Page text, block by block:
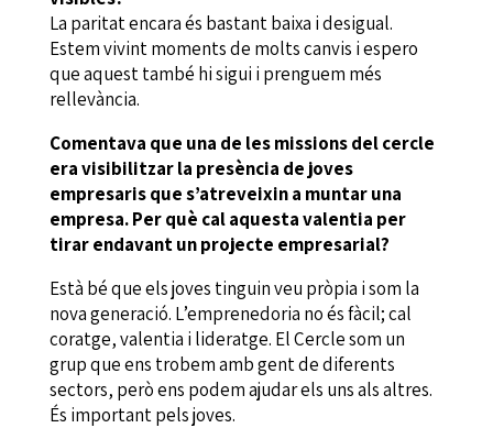
La paritat encara és bastant baixa i desigual.
Estem vivint moments de molts canvis i espero
que aquest també hi sigui i prenguem més
rellevància.
Comentava que una de les missions del cercle
era visibilitzar la presència de joves
empresaris que s’atreveixin a muntar una
empresa. Per què cal aquesta valentia per
tirar endavant un projecte empresarial?
Està bé que els joves tinguin veu pròpia i som la
nova generació. L’emprenedoria no és fàcil; cal
coratge, valentia i lideratge. El Cercle som un
grup que ens trobem amb gent de diferents
sectors, però ens podem ajudar els uns als altres.
És important pels joves.